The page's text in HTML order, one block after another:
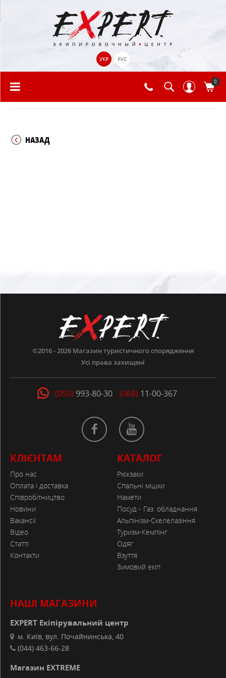
УКР РУС
0
НАЗАД
©2016 - 2026 Магазин туристичного спорядження
Усі права захищені
(050) 993-80-30 (068) 11-00-367
КЛІЄНТАМ
Про нас
Оплата і доставка
Співробітництво
Новини
Вакансії
Відео
Статті
Контакти
КАТАЛОГ
Рюкзаки
Спальні мішки
Намети
Посуд - Газ. обладнання
Альпінізм-Скелелазіння
Туризм-Кемпінг
Одяг
Взуття
Зимовий екіп
НАШІ МАГАЗИНИ
EXPERT Екіпірувальний центр
м. Київ, вул. Почайнинська, 40
(044) 463-66-28
Магазин EXTREME